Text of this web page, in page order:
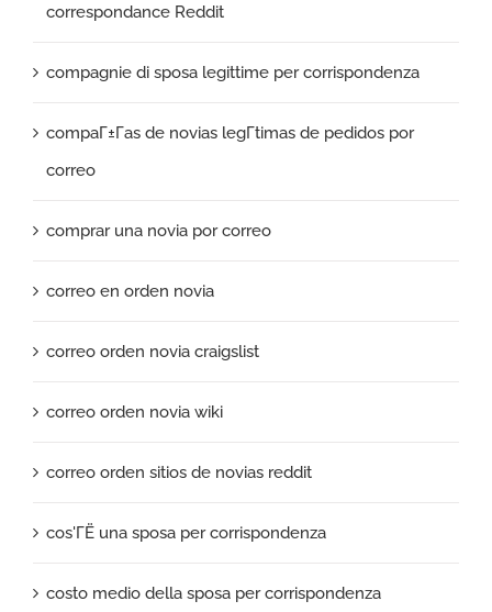
correspondance Reddit
compagnie di sposa legittime per corrispondenza
compaГ±Г­as de novias legГ­timas de pedidos por
correo
comprar una novia por correo
correo en orden novia
correo orden novia craigslist
correo orden novia wiki
correo orden sitios de novias reddit
cos'ГЁ una sposa per corrispondenza
costo medio della sposa per corrispondenza